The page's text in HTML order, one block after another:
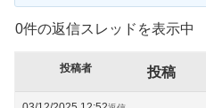
0件の返信スレッドを表示中
投稿者 投稿